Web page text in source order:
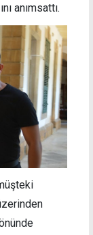
anımsattı.